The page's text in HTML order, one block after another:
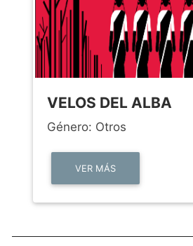
VELOS DEL ALBA
Género: Otros
VER MÁS